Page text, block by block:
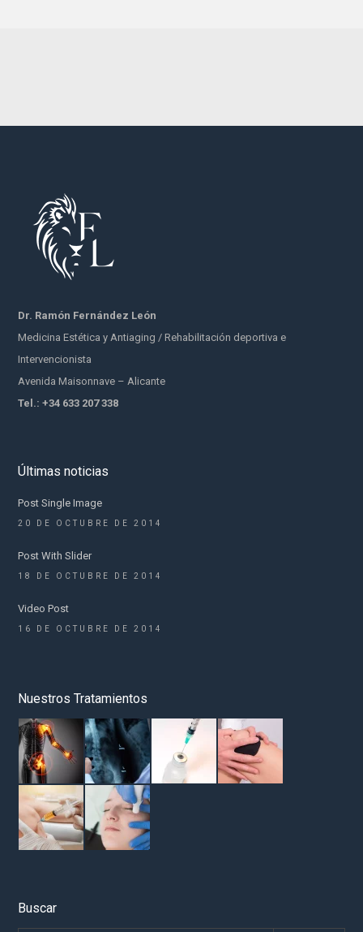
Dr. Ramón Fernández León
Medicina Estética y Antiaging / Rehabilitación deportiva e
Intervencionista
Avenida Maisonnave – Alicante
Tel.: +34 633 207 338
Últimas noticias
Post Single Image
20 DE OCTUBRE DE 2014
Post With Slider
18 DE OCTUBRE DE 2014
Video Post
16 DE OCTUBRE DE 2014
Nuestros Tratamientos
Buscar